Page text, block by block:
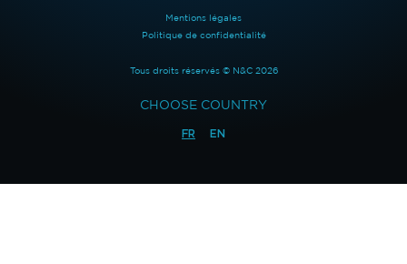
Mentions légales
Politique de confidentialité
Tous droits réservés © N&C 2026
CHOOSE COUNTRY
FR EN